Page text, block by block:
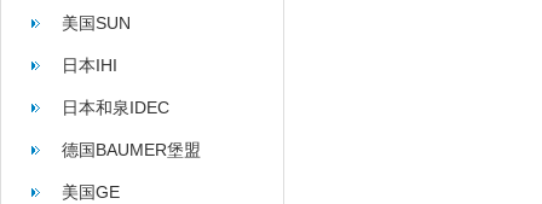
美国SUN
日本IHI
日本和泉IDEC
德国BAUMER堡盟
美国GE